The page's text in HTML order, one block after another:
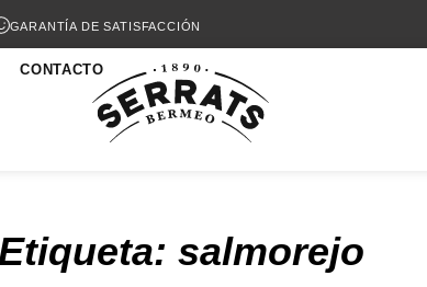
GARANTÍA DE SATISFACCIÓN
CONTACTO
salmorejo